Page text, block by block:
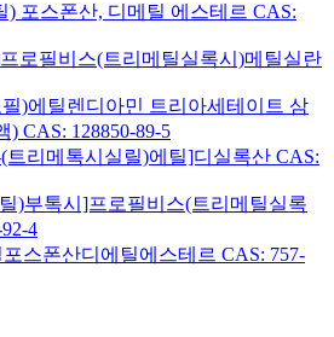
) 포스폰산, 디메틸 에스테르 CAS:
로필비스(트리메틸실록시)메틸실란
)에틸렌디아민 트리아세테이트 삼
) CAS: 128850-89-5
트리메톡시실릴)에틸]디실록산 CAS:
)부톡시]프로필비스(트리메틸실록
4
스폰산디에틸에스테르 CAS: 757-